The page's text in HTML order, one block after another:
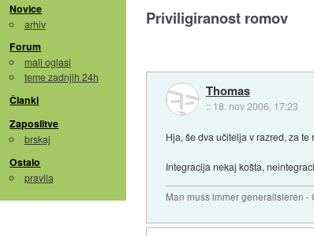
Novice
arhiv
Forum
mali oglasi
teme zadnjih 24h
Članki
Zaposlitve
brskaj
Ostalo
pravila
Priviligiranost romov
Thomas
:: 18. nov 2006, 17:23
Hja, še dva učitelja v razred, za
Integracija nekaj košta,
Man muss immer generalisieren -